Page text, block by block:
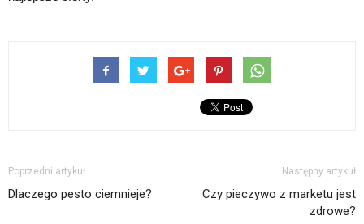
Poprzedni artykuł
Dlaczego pesto ciemnieje?
Następny artykuł
Czy pieczywo z marketu jest
zdrowe?